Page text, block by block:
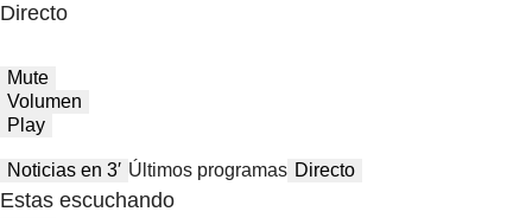
Directo
Mute
Volumen
Play
Noticias en 3′ Últimos programas Directo
Estas escuchando